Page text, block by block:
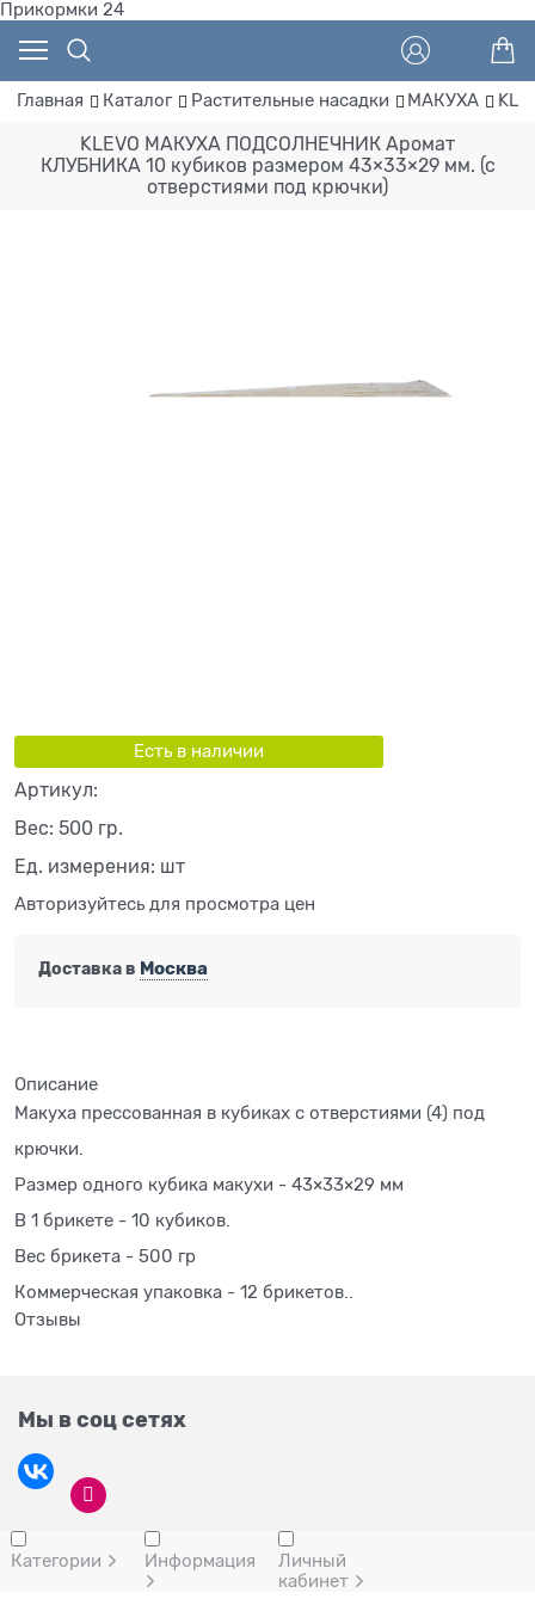
Прикормки 24
Главная Каталог Растительные насадки МАКУХА
KLEVO МАКУХА ПОДСОЛНЕЧНИК Аромат
КЛУБНИКА 10 кубиков размером 43×33×29 мм. (с
отверстиями под крючки)
Есть в наличии
Артикул:
Вес: 500 гр.
Ед. измерения: шт
Авторизуйтесь для просмотра цен
Доставка в Москва
Описание
Макуха прессованная в кубиках с отверстиями (4) под
крючки.
Размер одного кубика макухи - 43×33×29 мм
В 1 брикете - 10 кубиков.
Вес брикета - 500 гр
Коммерческая упаковка - 12 брикетов..
Отзывы
Мы в соц сетях
Категории Информация
Личный
кабинет